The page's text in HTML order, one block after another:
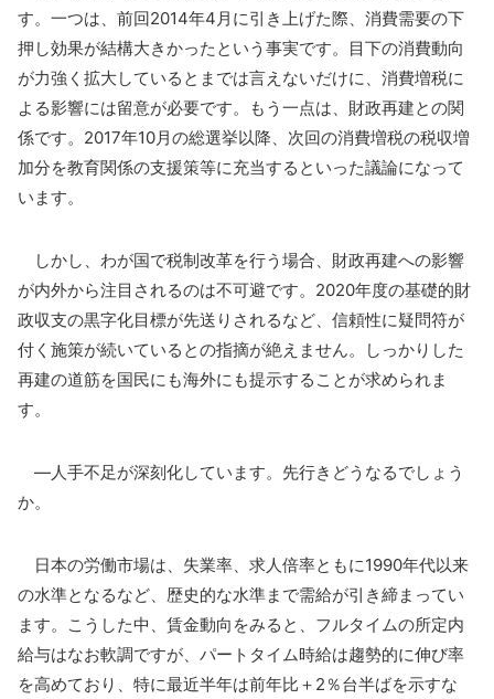
す。一つは、前回2014年4月に引き上げた際、消費需要の下
押し効果が結構大きかったという事実です。目下の消費動向
が力強く拡大しているとまでは言えないだけに、消費増税に
よる影響には留意が必要です。もう一点は、財政再建との関
係です。2017年10月の総選挙以降、次回の消費増税の税収増
加分を教育関係の支援策等に充当するといった議論になって
います。
しかし、わが国で税制改革を行う場合、財政再建への影響
が内外から注目されるのは不可避です。2020年度の基礎的財
政収支の黒字化目標が先送りされるなど、信頼性に疑問符が
付く施策が続いているとの指摘が絶えません。しっかりした
再建の道筋を国民にも海外にも提示することが求められま
す。
―人手不足が深刻化しています。先行きどうなるでしょう
か。
日本の労働市場は、失業率、求人倍率ともに1990年代以来
の水準となるなど、歴史的な水準まで需給が引き締まってい
ます。こうした中、賃金動向をみると、フルタイムの所定内
給与はなお軟調ですが、パートタイム時給は趨勢的に伸び率
を高めており、特に最近半年は前年比＋2％台半ばを示すな